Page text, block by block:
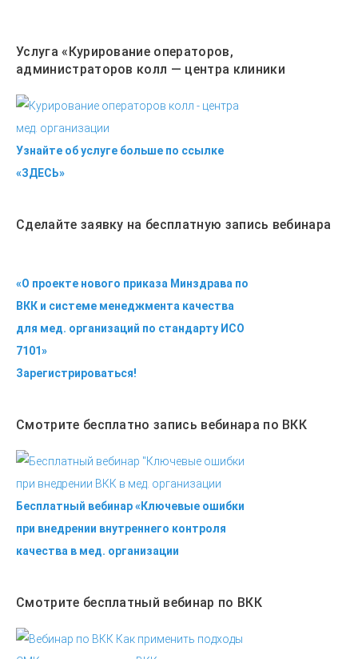
Услуга «Курирование операторов,
администраторов колл — центра клиники
Узнайте об услуге больше по ссылке
«ЗДЕСЬ»
Сделайте заявку на бесплатную запись вебинара
«О проекте нового приказа Минздрава по
ВКК и системе менеджмента качества
для мед. организаций по стандарту ИСО
7101»
Зарегистрироваться!
Смотрите бесплатно запись вебинара по ВКК
Бесплатный вебинар «Ключевые ошибки
при внедрении внутреннего контроля
качества в мед. организации
Смотрите бесплатный вебинар по ВКК